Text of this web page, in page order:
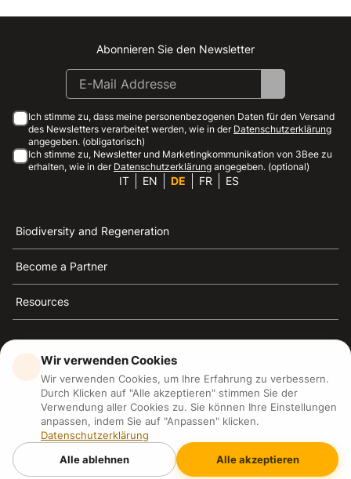
Instagram
Facebook
Linkedin
Youtube
Abonnieren Sie den Newsletter
Ich stimme zu, dass meine personenbezogenen Daten für den Versand
des Newsletters verarbeitet werden, wie in der Datenschutzerklärung
angegeben. (obligatorisch)
Ich stimme zu, Newsletter und Marketingkommunikation von 3Bee zu
erhalten, wie in der Datenschutzerklärung angegeben. (optional)
IT EN DE FR ES
Biodiversity and Regeneration
Become a Partner
Resources
3Bee ist die Referenz für Nachhaltigkeit, Bienenschutz
und Biodiversität
3Bee S.R.L Via Pastrengo 14, 20159, Milano (MI)
P.IVA: IT09711590969
3Bee GmbHSede legale: Oranienburger Straße 23, 10178
BerlinHR number: 256594
Wir verwenden Cookies
Wir verwenden Cookies, um Ihre Erfahrung zu verbessern.
Durch Klicken auf "Alle akzeptieren" stimmen Sie der
Verwendung aller Cookies zu. Sie können Ihre Einstellungen
anpassen, indem Sie auf "Anpassen" klicken.
Datenschutzerklärung
Alle ablehnen
Alle akzeptieren